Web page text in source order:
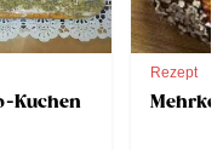
Kuchen
Rezept